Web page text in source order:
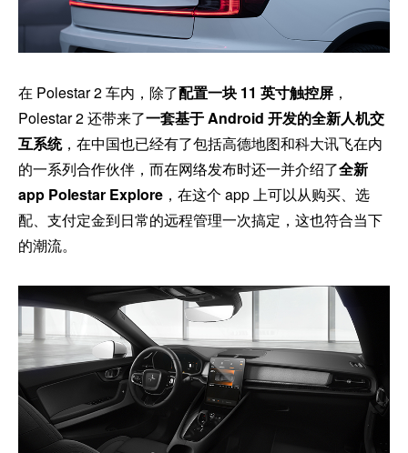
在 Polestar 2 车内，除了配置一块 11 英寸触控屏 ，
Polestar 2 还带来了一套基于 Android 开发的全新人机交
互系统，在中国也已经有了包括高德地图和科大讯飞在内
的一系列合作伙伴，而在网络发布时还一并介绍了全新
app Polestar Explore ，在这个 app 上可以从购买、选
配、支付定金到日常的远程管理一次搞定，这也符合当下
的潮流。